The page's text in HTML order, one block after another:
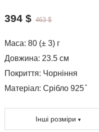
394 $ 463 $
Маса: 80 (± 3) г
Довжина: 23.5 см
Покриття: Чорніння
Матеріал: Срібло 925 ̊
Інші розміри